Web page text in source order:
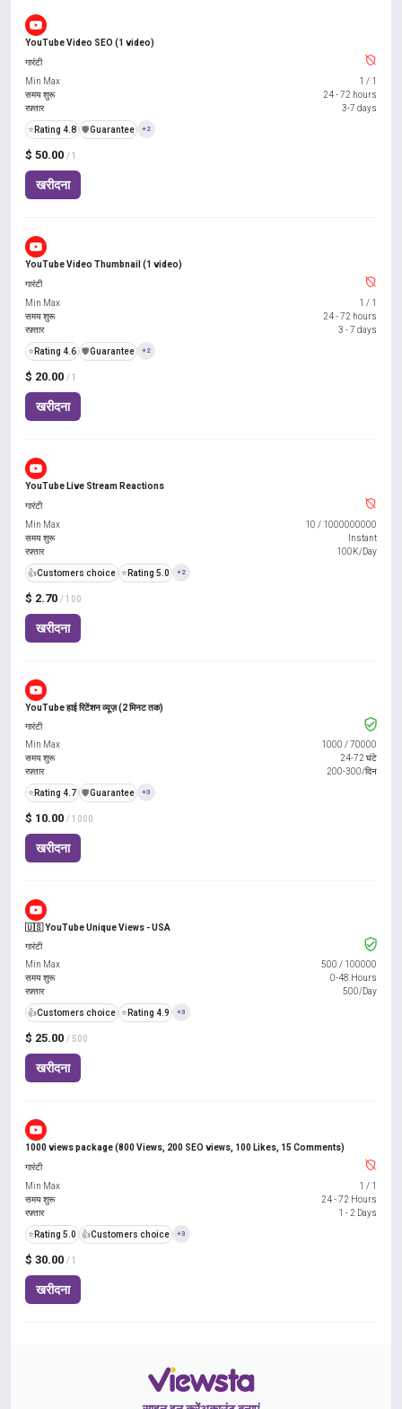
YouTube Video SEO (1 video)
$ 50.00 / 1
खरीदना
गारंटी
Min Max
1 / 1
समय शुरू
24 - 72 hours
रफ़्तार
3-7 days
⭐ Rating 4.8 ️🛡️Guarantee +2
YouTube Video Thumbnail (1 video)
$ 20.00 / 1
खरीदना
गारंटी
Min Max
1 / 1
समय शुरू
24 - 72 hours
रफ़्तार
3 - 7 days
⭐ Rating 4.6 ️🛡️Guarantee +2
YouTube Live Stream Reactions
$ 2.70 / 100
खरीदना
गारंटी
Min Max
10 / 1000000000
समय शुरू
Instant
रफ़्तार
100K/Day
👍Customers choice ⭐ Rating 5.0 +2
YouTube हाई रिटेंशन व्यूज़ (2 मिनट तक)
$ 10.00 / 1000
खरीदना
गारंटी
Min Max
1000 / 70000
समय शुरू
24-72 घंटे
रफ़्तार
200-300/दिन
⭐ Rating 4.7 ️🛡️Guarantee +3
🇺🇸 YouTube Unique Views - USA
$ 25.00 / 500
खरीदना
गारंटी
Min Max
500 / 100000
समय शुरू
0-48 Hours
रफ़्तार
500/Day
👍Customers choice ⭐ Rating 4.9 +3
1000 views package (800 Views, 200 SEO views, 100 Likes, 15 Comments)
$ 30.00 / 1
खरीदना
गारंटी
Min Max
1 / 1
समय शुरू
24 - 72 Hours
रफ़्तार
1 - 2 Days
⭐ Rating 5.0 👍Customers choice +3